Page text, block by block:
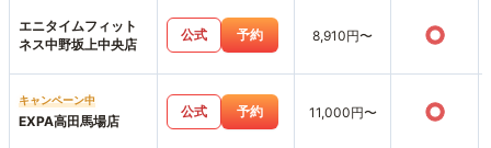
エニタイムフィット
ネス中野坂上中央店
公式 予約 8,910円〜 ○
キャンペーン中
EXPA高田馬場店
公式 予約 11,000円〜 ○